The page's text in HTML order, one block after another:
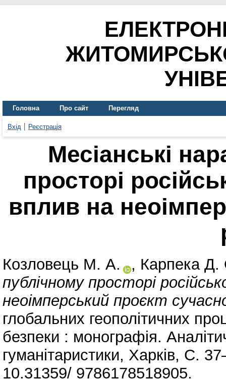
Головна Про сайт Перегляд
Вхід Реєстрація
Месіанські
просторі
вплив на
Козловець М. А. , Карпека
публічному просторі
неоімперський проєкт
глобальних геополітичних
безпеки : монографія.
гуманітаристики, Харків, С.
10.31359/ 9786178518905.